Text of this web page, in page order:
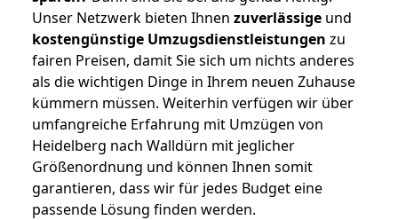
Unser Netzwerk bieten Ihnen zuverlässige und
kostengünstige Umzugsdienstleistungen zu
fairen Preisen, damit Sie sich um nichts anderes
als die wichtigen Dinge in Ihrem neuen Zuhause
kümmern müssen. Weiterhin verfügen wir über
umfangreiche Erfahrung mit Umzügen von
Heidelberg nach Walldürn mit jeglicher
Größenordnung und können Ihnen somit
garantieren, dass wir für jedes Budget eine
passende Lösung finden werden.